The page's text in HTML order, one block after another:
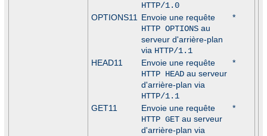
HTTP/1.0
OPTIONS11
Envoie une requête
HTTP OPTIONSau
serveur d'arrière-plan
via HTTP/1.1
*
HEAD11
Envoie une requête
HTTP HEADau serveur
d'arrière-plan via
HTTP/1.1
*
GET11
Envoie une requête
HTTP GETau serveur
d'arrière-plan via
*